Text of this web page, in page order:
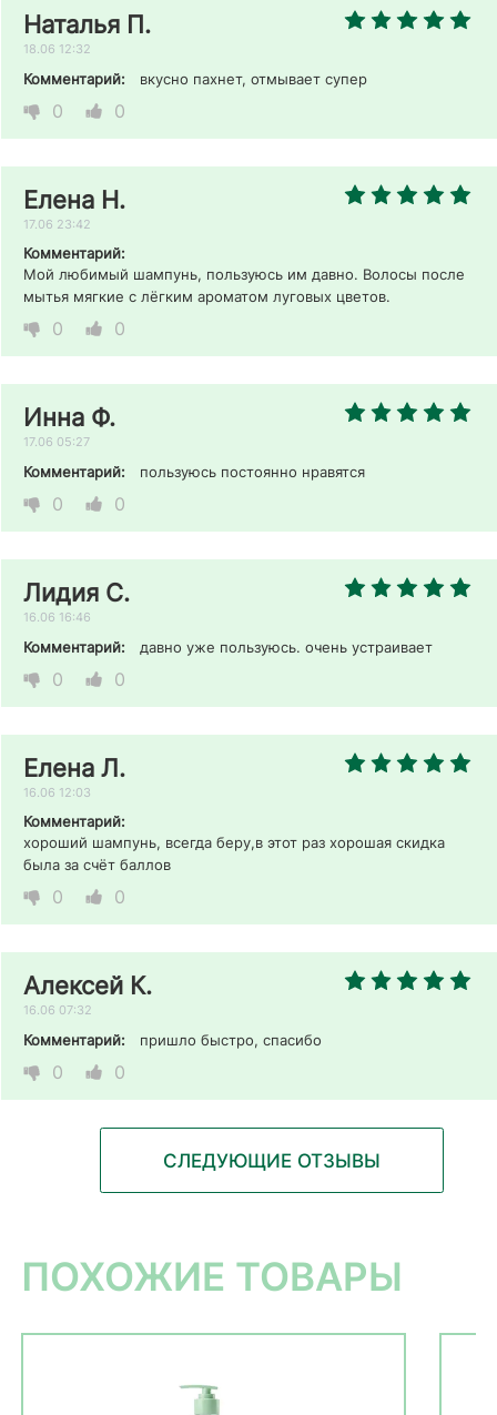
Наталья П.
18.06 12:32
Комментарий: вкусно пахнет, отмывает супер
0 0
Елена Н.
17.06 23:42
Комментарий:
Мой любимый шампунь, пользуюсь им давно. Волосы после
мытья мягкие с лёгким ароматом луговых цветов.
0 0
Инна Ф.
17.06 05:27
Комментарий: пользуюсь постоянно нравятся
0 0
Лидия С.
16.06 16:46
Комментарий: давно уже пользуюсь. очень устраивает
0 0
Елена Л.
16.06 12:03
Комментарий:
хороший шампунь, всегда беру,в этот раз хорошая скидка
была за счёт баллов
0 0
Алексей К.
16.06 07:32
Комментарий: пришло быстро, спасибо
0 0
СЛЕДУЮЩИЕ ОТЗЫВЫ
ПОХОЖИЕ ТОВАРЫ